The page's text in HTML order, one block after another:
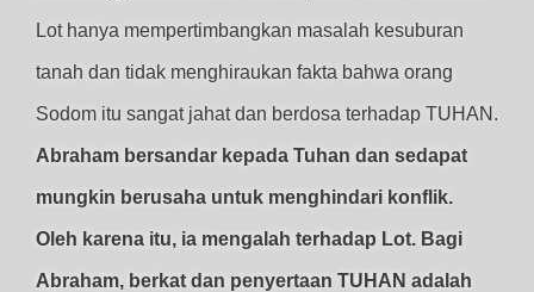
Lot hanya mempertimbangkan masalah kesuburan
tanah dan tidak menghiraukan fakta bahwa orang
Sodom itu sangat jahat dan berdosa terhadap TUHAN.
Abraham bersandar kepada Tuhan dan sedapat
mungkin berusaha untuk menghindari konflik.
Oleh karena itu, ia mengalah terhadap Lot. Bagi
Abraham, berkat dan penyertaan TUHAN adalah